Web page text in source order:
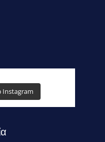
Instagram